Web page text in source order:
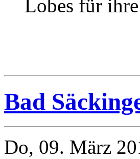
Lobes für
Bad
Do, 09. März